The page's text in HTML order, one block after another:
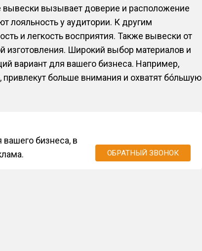
вызывает доверие и расположение
лояльность у аудитории. К другим
и легкость восприятия. Также вывески от
изготовления. Широкий выбор материалов и
вариант для вашего бизнеса. Например,
больше внимания и охватят бóльшую
бизнеса, в
ОБРАТНЫЙ ЗВОНОК